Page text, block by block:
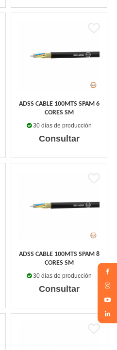
ADSS CABLE 100MTS SPAM 6
CORES SM
30 días de producción
Consultar
ADSS CABLE 100MTS SPAM 8
CORES SM
30 días de producción
Consultar